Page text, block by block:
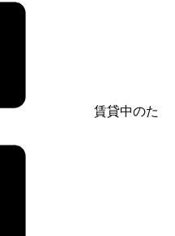
賃貸中のた